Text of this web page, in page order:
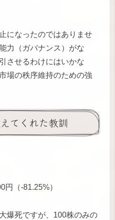
になったのではありませ
力（ガバナンス）がな
させるわけにはいかな
場の秩序維持のための強
てくれた教訓
円（-81.25%）
爆死ですが、100株のみの